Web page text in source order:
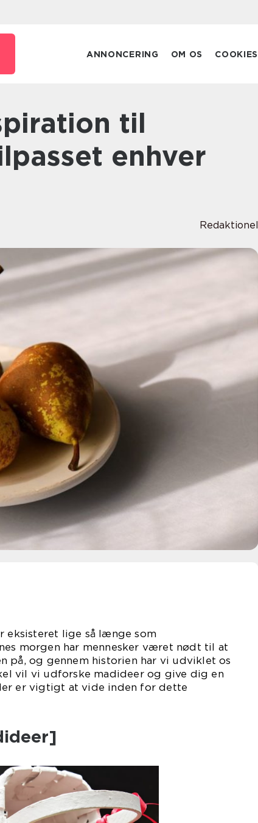
ANNONCERING OM OS COOKIES
enhver
Redaktionel
eksisteret lige så længe som
morgen har mennesker været nødt til at
på, og gennem historien har vi udviklet os
vil vi udforske madideer og give dig en
er vigtigt at vide inden for dette